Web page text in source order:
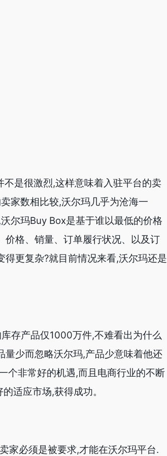
是很激烈,这样意味着入驻平台的卖
家数相比较,沃尔玛几乎为沧海一
尔玛Buy Box是基于谁以最低的价格
格、销量、订单履行状况、以及订
更复杂?就目前情况来看,沃尔玛还是
产品仅1000万件,不难看出为什么
量少而忽略沃尔玛,产品少意味着他还
个非常好的机遇,而且电商行业的不断
适应市场,获得成功。
必须是被要求,才能在沃尔玛平台.